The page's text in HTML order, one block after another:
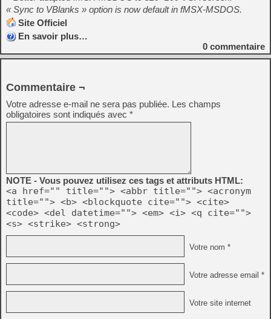
« Sync to VBlanks » option is now default in fMSX-MSDOS.
Site Officiel
En savoir plus…
0 commentaire
Commentaire ¬
Votre adresse e-mail ne sera pas publiée. Les champs
obligatoires sont indiqués avec *
NOTE - Vous pouvez utilisez ces tags et attributs HTML:
<a href="" title=""> <abbr title=""> <acronym
title=""> <b> <blockquote cite=""> <cite>
<code> <del datetime=""> <em> <i> <q cite="">
<s> <strike> <strong>
Votre nom *
Votre adresse email *
Votre site internet